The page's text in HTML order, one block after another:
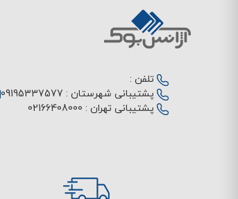
تلفن :
پشتیبانی شهرستان : 09195337577
پشتیبانی تهران : 02166408000